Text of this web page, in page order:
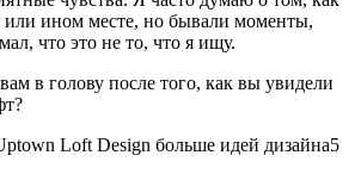
ином месте, но бывали моменты,
что это не то, что я ищу.
в голову после того, как вы увидели